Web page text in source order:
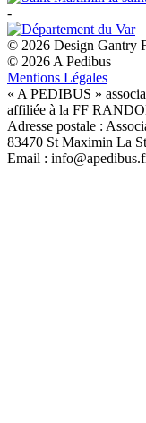
-
© 2026 Design Gantry
© 2026 A Pedibus
Mentions Légales
« A PEDIBUS »
affiliée à la FF
Adresse postale :
83470 St Maximin La
Email :